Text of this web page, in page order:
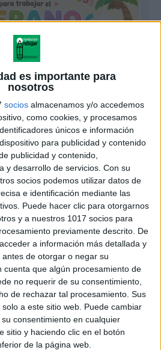
es importante para
nosotros
socios almacenamos y/o accedemos
como cookies, y procesamos
únicos e información
para publicidad y contenido
publicidad y contenido,
y desarrollo de servicios. Con su
socios podemos utilizar datos de
e identificación mediante las
Puede hacer clic para otorgarnos
y a nuestros 1017 socios para
previamente descrito. De
a información más detallada y
de otorgar o negar su
cuenta que algún procesamiento de
no requerir de su consentimiento,
de rechazar tal procesamiento. Sus
a este sitio web. Puede cambiar
consentimiento en cualquier
sitio y haciendo clic en el botón
de la página web.
divertidas muy
para que los peques
durante las vacaciones? 🌴☀️
de verano está
y niñas de […]